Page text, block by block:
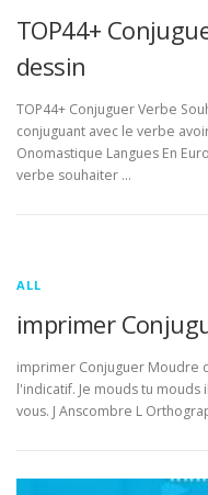
TOP44+
dessin
TOP44+ Conjuguer Verbe
conjuguant avec le verbe
Onomastique Langues En
verbe souhaiter …
ALL
imprimer
imprimer Conjuguer Moudre
l'indicatif. Je mouds tu
vous. J Anscombre L